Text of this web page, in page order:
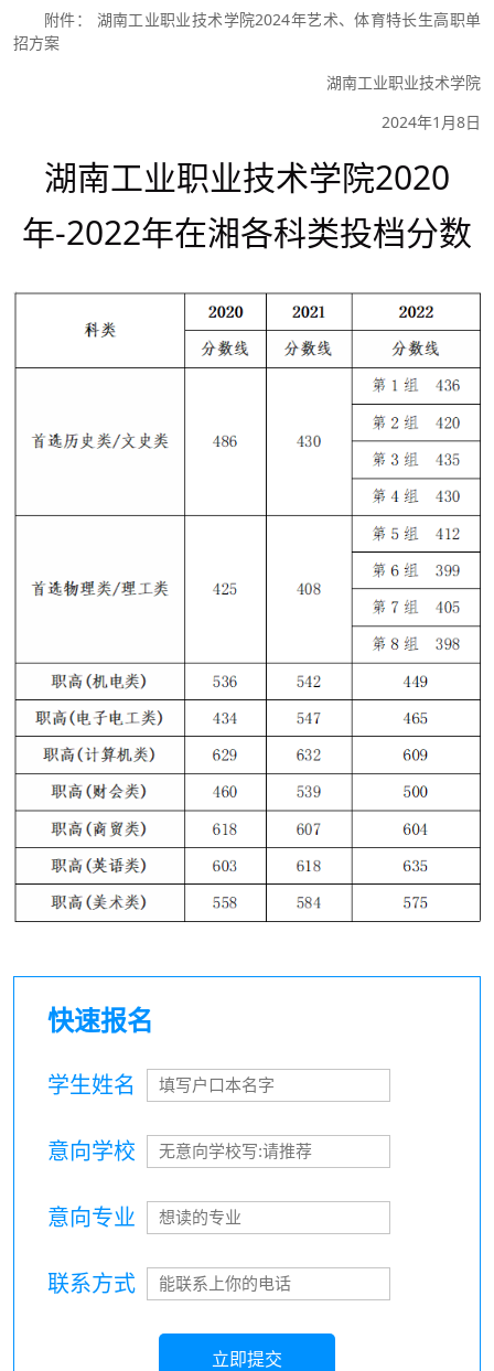
附件： 湖南工业职业技术学院2024年艺术、体育特长生高职单
招方案
湖南工业职业技术学院
2024年1月8日
湖南工业职业技术学院2020
年-2022年在湘各科类投档分数
快速报名
学生姓名
意向学校
意向专业
联系方式
立即提交